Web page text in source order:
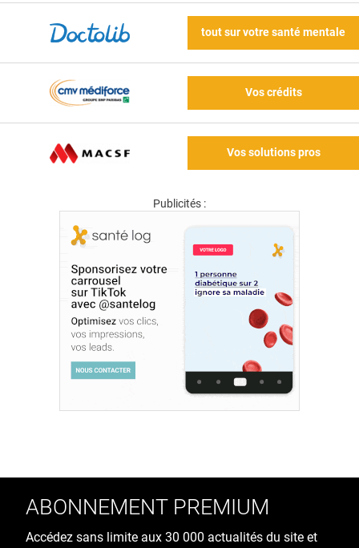
tout sur votre santé mentale
Vos crédits
Vos solutions pros
Publicités :
ABONNEMENT PREMIUM
Accédez sans limite aux 30 000 actualités du site et